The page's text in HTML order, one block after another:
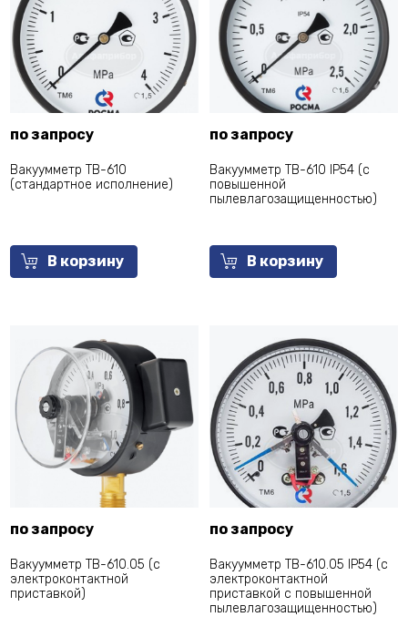
по запросу
Вакуумметр ТВ-610
(cтандартное исполнение)
В корзину
по запросу
Вакуумметр ТВ-610 IP54 (с
повышенной
пылевлагозащищенностью)
В корзину
по запросу
Вакуумметр ТВ-610.05 (с
электроконтактной
приставкой)
по запросу
Вакуумметр ТВ-610.05 IP54 (с
электроконтактной
приставкой с повышенной
пылевлагозащищенностью)